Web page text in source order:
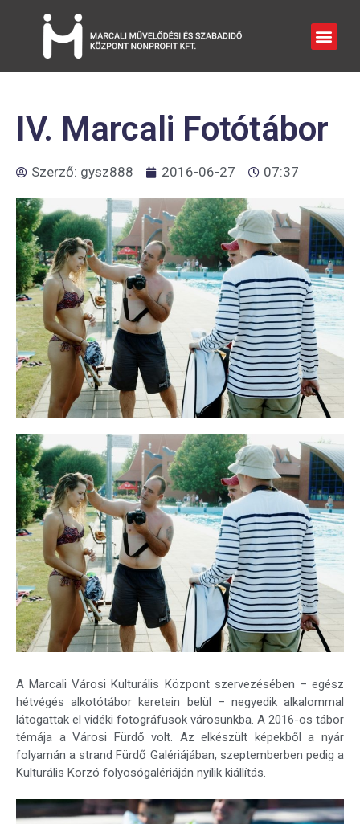
IV. Marcali Fotótábor
Szerző: gysz888 2016-06-27 07:37
A Marcali Városi Kulturális Központ szervezésében – egész
hétvégés alkotótábor keretein belül – negyedik alkalommal
látogattak el vidéki fotográfusok városunkba. A 2016-os tábor
témája a Városi Fürdő volt. Az elkészült képekből a nyár
folyamán a strand Fürdő Galériájában, szeptemberben pedig a
Kulturális Korzó folyosógalériáján nyílik kiállítás.